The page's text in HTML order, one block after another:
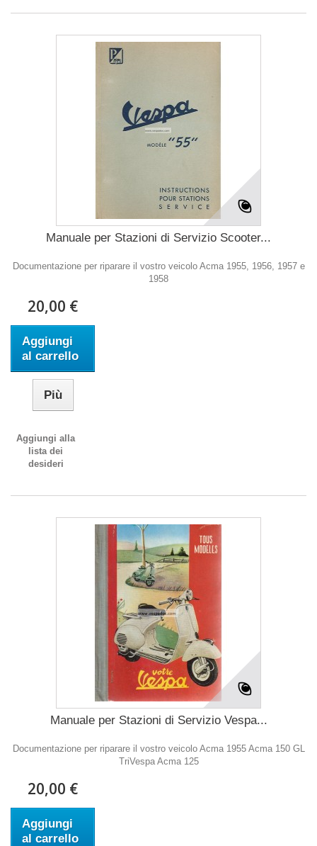
Manuale per Stazioni di Servizio Scooter...
Documentazione per riparare il vostro veicolo Acma 1955, 1956, 1957 e
1958
20,00 €
Aggiungi
al carrello
Più
Aggiungi alla
lista dei
desideri
Manuale per Stazioni di Servizio Vespa...
Documentazione per riparare il vostro veicolo Acma 1955 Acma 150 GL
TriVespa Acma 125
20,00 €
Aggiungi
al carrello